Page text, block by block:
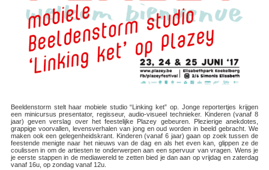
Beeldenstorm stelt haar mobiele studio “Linking ket” op. Jonge reportertjes krijgen
een minicursus presentator, regisseur, audio-visueel technieker. Kinderen (vanaf 8
jaar) geven verslag over het feestelijke Plazey gebeuren. Plezierige anekdotes,
grappige voorvallen, levensverhalen van jong en oud worden in beeld gebracht. We
maken ook een gelegenheidskrant. Kinderen (vanaf 6 jaar) gaan op zoek tussen de
feestende menigte naar het nieuws van de dag en als het even kan, glippen ze de
coulissen in om de artiesten te onderwerpen aan een spervuur van vragen. Wens je
je eerste stappen in de mediawereld te zetten bied je dan aan op vrijdag en zaterdag
vanaf 16u, op zondag vanaf 12u.